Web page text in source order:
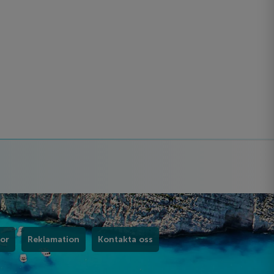
Reklamation Kontakta oss